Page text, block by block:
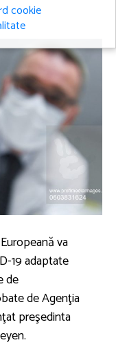
va
19 adaptate
de
de Agenţia
preşedinta
cookie